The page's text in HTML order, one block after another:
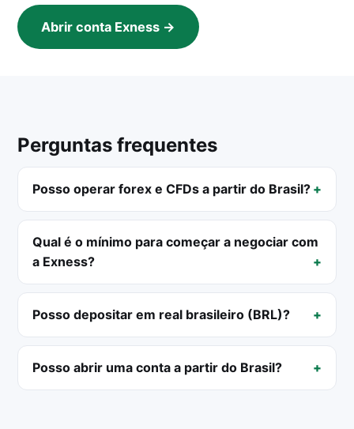
Abrir conta Exness →
Perguntas frequentes
Posso operar forex e CFDs a partir do Brasil?
Qual é o mínimo para começar a negociar com
a Exness?
Posso depositar em real brasileiro (BRL)?
Posso abrir uma conta a partir do Brasil?